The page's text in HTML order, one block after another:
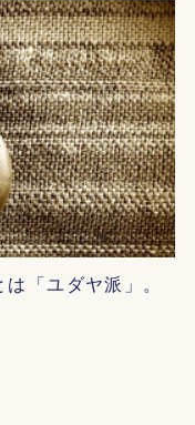
「ユダヤ派」。